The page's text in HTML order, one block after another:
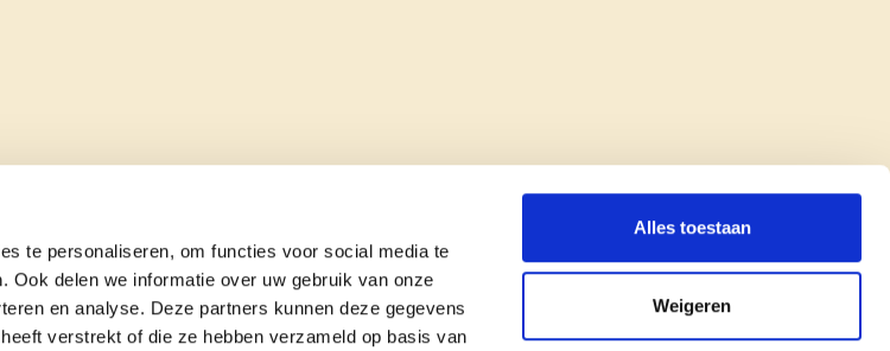
te personaliseren, om functies voor social media te
Ook delen we informatie over uw gebruik van onze
en analyse. Deze partners kunnen deze gegevens
verstrekt of die ze hebben verzameld op basis van
Alles toestaan
Weigeren